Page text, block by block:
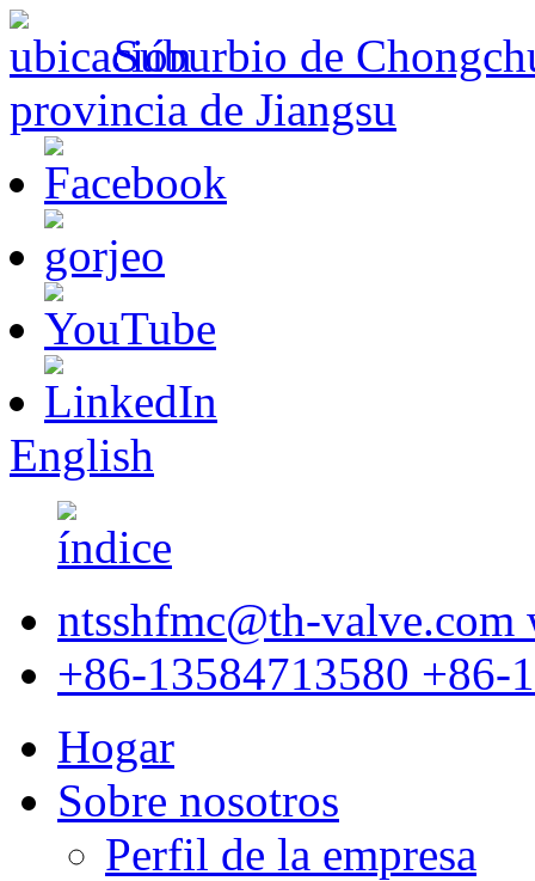
Suburbio de
provincia de Jiangsu
English
ntsshfmc@th-valve.com
+86-13584713580 +86-
Hogar
Sobre nosotros
Perfil de la empresa